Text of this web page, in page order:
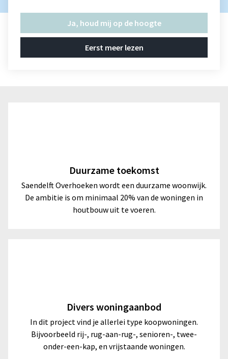
Ja, houd mij op de hoogte
Eerst meer lezen
Duurzame toekomst
Saendelft Overhoeken wordt een duurzame woonwijk.
De ambitie is om minimaal 20% van de woningen in
houtbouw uit te voeren.
Divers woningaanbod
In dit project vind je allerlei type koopwoningen.
Bijvoorbeeld rij-, rug-aan-rug-, senioren-, twee-
onder-een-kap, en vrijstaande woningen.